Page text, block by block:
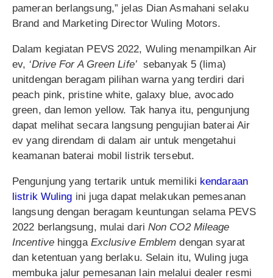
pameran berlangsung,” jelas Dian Asmahani selaku
Brand and Marketing Director Wuling Motors.
Dalam kegiatan PEVS 2022, Wuling menampilkan Air
ev, ‘Drive For A Green Life’ sebanyak 5 (lima)
unitdengan beragam pilihan warna yang terdiri dari
peach pink, pristine white, galaxy blue, avocado
green, dan lemon yellow. Tak hanya itu, pengunjung
dapat melihat secara langsung pengujian baterai Air
ev yang direndam di dalam air untuk mengetahui
keamanan baterai mobil listrik tersebut.
Pengunjung yang tertarik untuk memiliki kendaraan
listrik Wuling ini juga dapat melakukan pemesanan
langsung dengan beragam keuntungan selama PEVS
2022 berlangsung, mulai dari Non CO2 Mileage
Incentivehingga Exclusive Emblemdengan syarat
dan ketentuan yang berlaku. Selain itu, Wuling juga
membuka jalur pemesanan lain melalui dealer resmi